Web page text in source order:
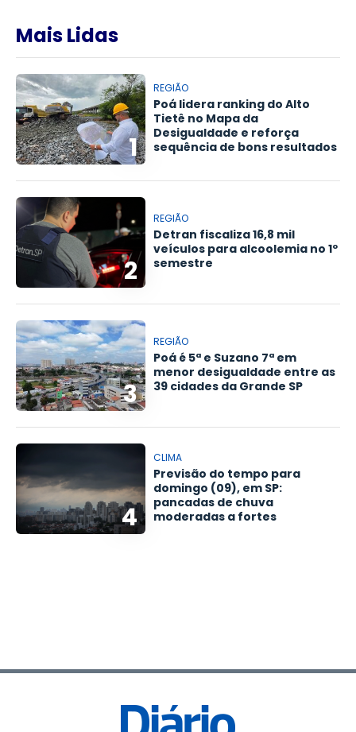
Mais Lidas
1
REGIÃO
Poá lidera ranking do Alto
Tietê no Mapa da
Desigualdade e reforça
sequência de bons resultados
2
REGIÃO
Detran fiscaliza 16,8 mil
veículos para alcoolemia no 1º
semestre
3
REGIÃO
Poá é 5ª e Suzano 7ª em
menor desigualdade entre as
39 cidades da Grande SP
4
CLIMA
Previsão do tempo para
domingo (09), em SP:
pancadas de chuva
moderadas a fortes